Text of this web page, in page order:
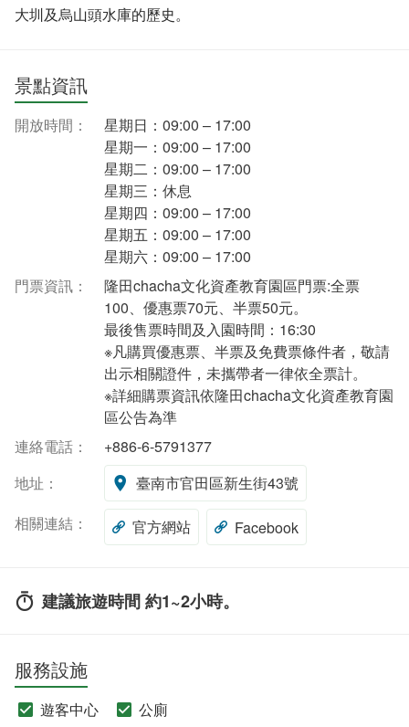
大圳及烏山頭水庫的歷史。
景點資訊
開放時間：
星期日：09:00 – 17:00
星期一：09:00 – 17:00
星期二：09:00 – 17:00
星期三：休息
星期四：09:00 – 17:00
星期五：09:00 – 17:00
星期六：09:00 – 17:00
門票資訊：
隆田chacha文化資產教育園區門票:全票
100、優惠票70元、半票50元。
最後售票時間及入園時間：16:30
※凡購買優惠票、半票及免費票條件者，敬請
出示相關證件，未攜帶者一律依全票計。
※詳細購票資訊依隆田chacha文化資產教育園
區公告為準
連絡電話：
+886-6-5791377
地址：
臺南市官田區新生街43號
相關連結：
官方網站 Facebook
建議旅遊時間 約1~2小時。
服務設施
遊客中心 公廁